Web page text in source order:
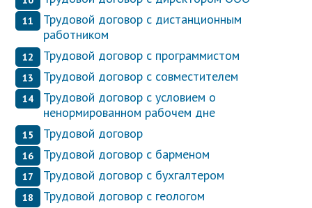
Трудовой договор с дистанционным
работником
Трудовой договор с программистом
Трудовой договор с совместителем
Трудовой договор с условием о
ненормированном рабочем дне
Трудовой договор
Трудовой договор с барменом
Трудовой договор с бухгалтером
Трудовой договор с геологом